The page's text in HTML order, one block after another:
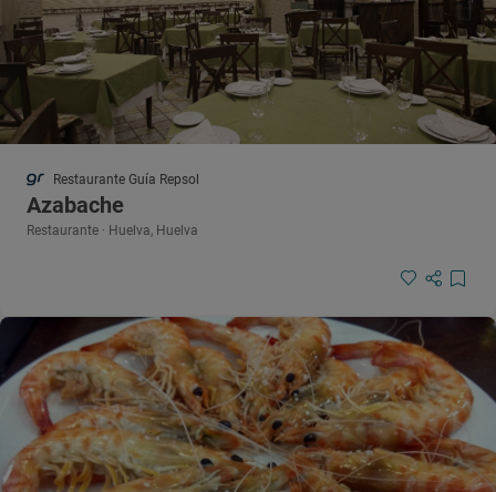
Restaurante Guía Repsol
Azabache
Restaurante · Huelva, Huelva